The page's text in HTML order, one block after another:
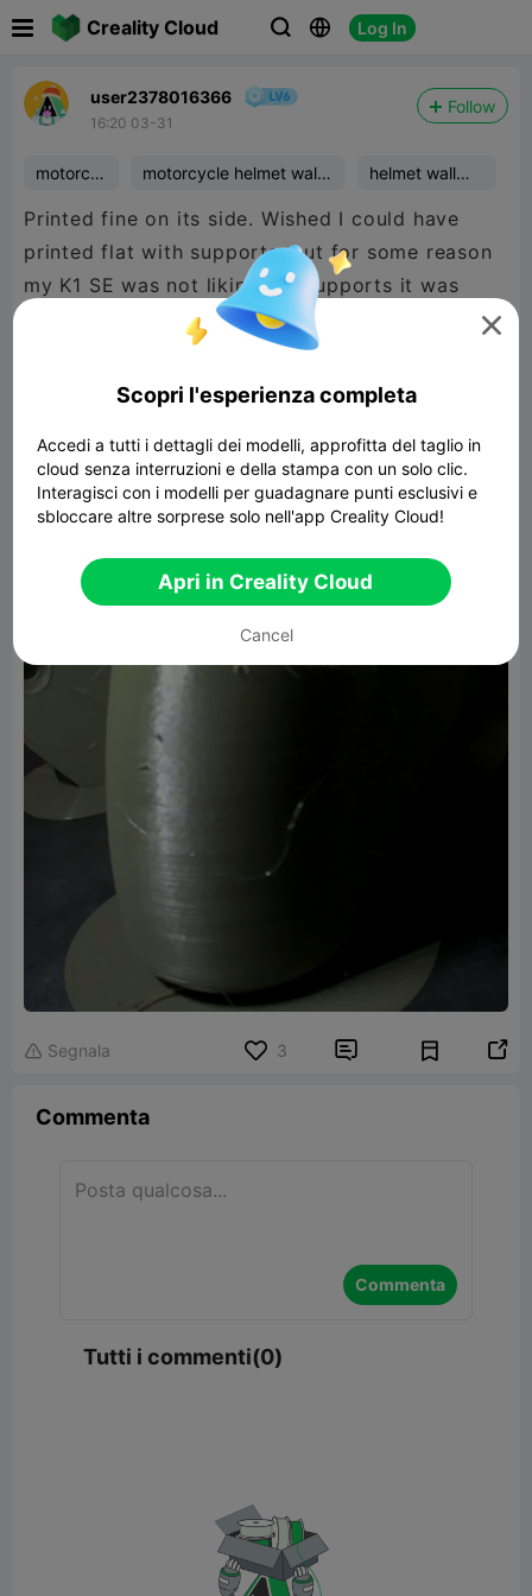
Creality Cloud   Log In
user2378016366
16:20 03-31
Follow
motorcy
cle
motorcycle helmet wall
mount
helmet wall
mount
Printed fine on its side. Wished I could have
printed flat with supports, but for some reason
my K1 SE was not liking the supports it was
 Segnala 3  
Commenta
Commenta
Tutti i commenti(0)

Scopri l'esperienza completa
Accedi a tutti i dettagli dei modelli, approfitta del taglio in
cloud senza interruzioni e della stampa con un solo clic.
Interagisci con i modelli per guadagnare punti esclusivi e
sbloccare altre sorprese solo nell'app Creality Cloud!
Apri in Creality Cloud
Cancel